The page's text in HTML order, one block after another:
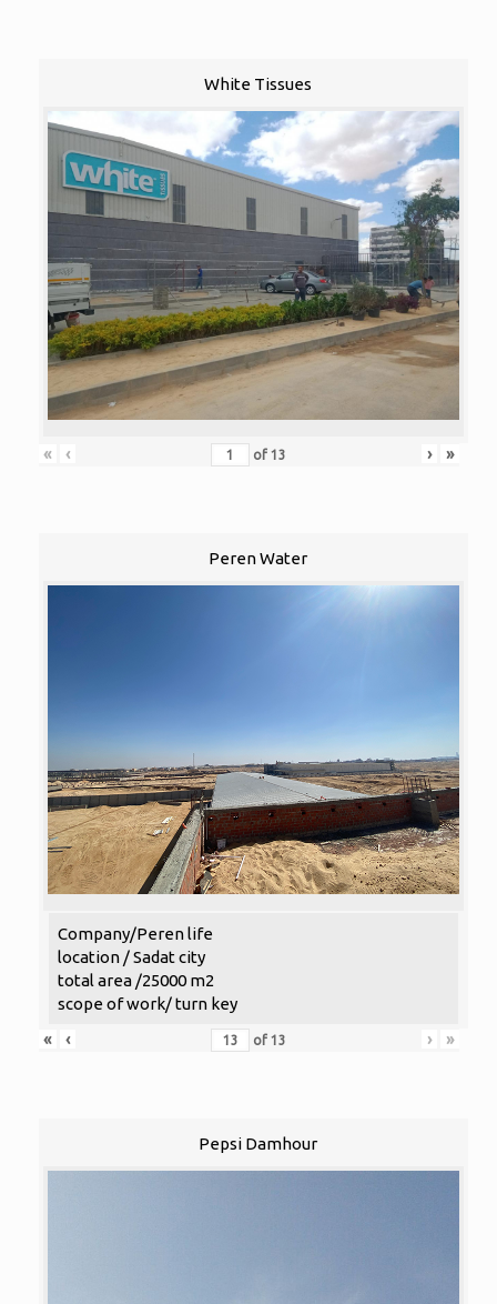
White Tissues
« ‹ of 13 › »
Peren Water
Company/Peren life
location / Sadat city
total area /25000 m2
scope of work/ turn key
«
‹ of 13 › »
Pepsi Damhour